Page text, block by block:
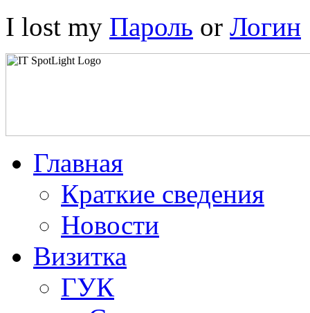
I lost my Пароль or Логин
Главная
Краткие сведения
Новости
Визитка
ГУК